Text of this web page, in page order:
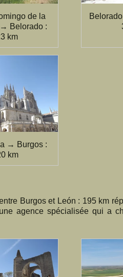
de la
Belorado :
km
→ Burgos :
km
Burgos et León : 195 km
agence spécialisée qui a